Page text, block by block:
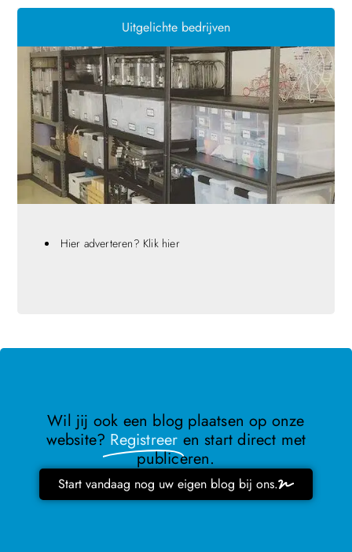
Uitgelichte bedrijven
Hier adverteren? Klik hier
Wil jij ook een blog plaatsen op onze
website? Registreer en start direct met
publiceren.
Start vandaag nog uw eigen blog bij ons.